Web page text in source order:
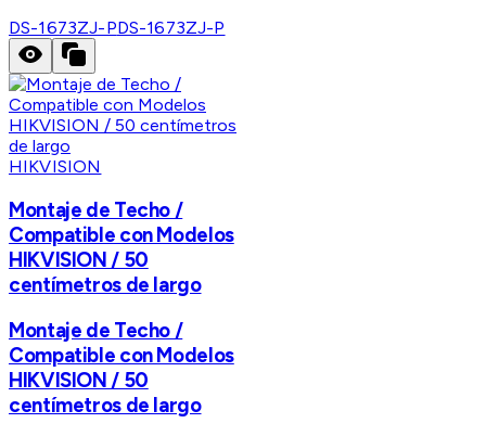
DS-1673ZJ-PDS-1673ZJ-P
HIKVISION
Montaje de Techo /
Compatible con Modelos
HIKVISION / 50
centímetros de largo
Montaje de Techo /
Compatible con Modelos
HIKVISION / 50
centímetros de largo